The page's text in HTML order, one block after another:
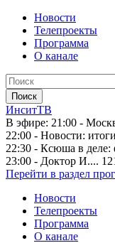
Новости
Телепроекты
Программа
О канале
ИнситТВ
В эфире: 21:00 -
22:00 - Новости:
22:30 - Ксюша в деле:
23:00 - Доктор И....
Перейти в раздел
Новости
Телепроекты
Программа
О канале